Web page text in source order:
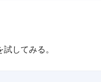
してみる。